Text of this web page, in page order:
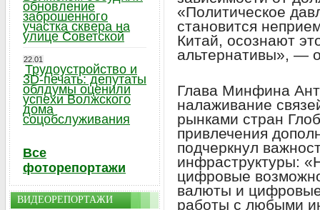
«Политическое
становится
Китай, осознают
альтернативы», —
Глава Минфина
налаживание
рынками стран
привлечения
подчеркнул
инфраструктуры:
цифровые
валюты и
работы с любыми
обновление
заброшенного
участка сквера на
улице Советской
22.01
Трудоустройство и
3D-печать: депутаты
облдумы оценили
успехи Волжского
дома
соцобслуживания
Все
фоторепортажи
ВИДЕОРЕПОРТАЖИ